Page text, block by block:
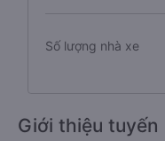
Số lượng nhà xe
Giới thiệu